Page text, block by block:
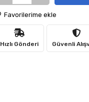
Favorilerime ekle
Hızlı Gönderi Güvenli